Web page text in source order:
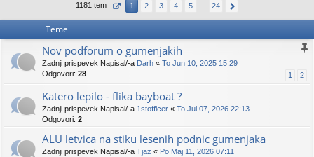
1181 tem 1 2 3 4 5 24
Teme
Nov podforum o gumenjakih
Zadnji prispevek Napisal/-a Darh « To Jun 10, 2025 15:29
Odgovori: 28 1 2
Katero lepilo - flika bayboat ?
Zadnji prispevek Napisal/-a 1stofficer « To Jul 07, 2026 22:13
Odgovori: 2
ALU letvica na stiku lesenih podnic gumenjaka
Zadnji prispevek Napisal/-a Tjaz « Po Maj 11, 2026 07:11